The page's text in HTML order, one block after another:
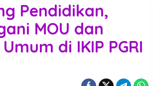
Pendidikan,
MOU dan
di IKIP PGRI